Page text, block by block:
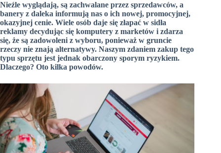
Nieźle wyglądają, są zachwalane przez sprzedawców, a
banery z daleka informują nas o ich nowej, promocyjnej,
okazyjnej cenie. Wiele osób daje się złapać w sidła
reklamy decydując się komputery z marketów i zdarza
się, że są zadowoleni z wyboru, ponieważ w gruncie
rzeczy nie znają alternatywy. Naszym zdaniem zakup tego
typu sprzętu jest jednak obarczony sporym ryzykiem.
Dlaczego? Oto kilka powodów.